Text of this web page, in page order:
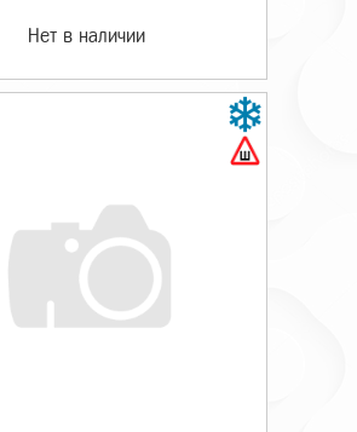
Нет в наличии